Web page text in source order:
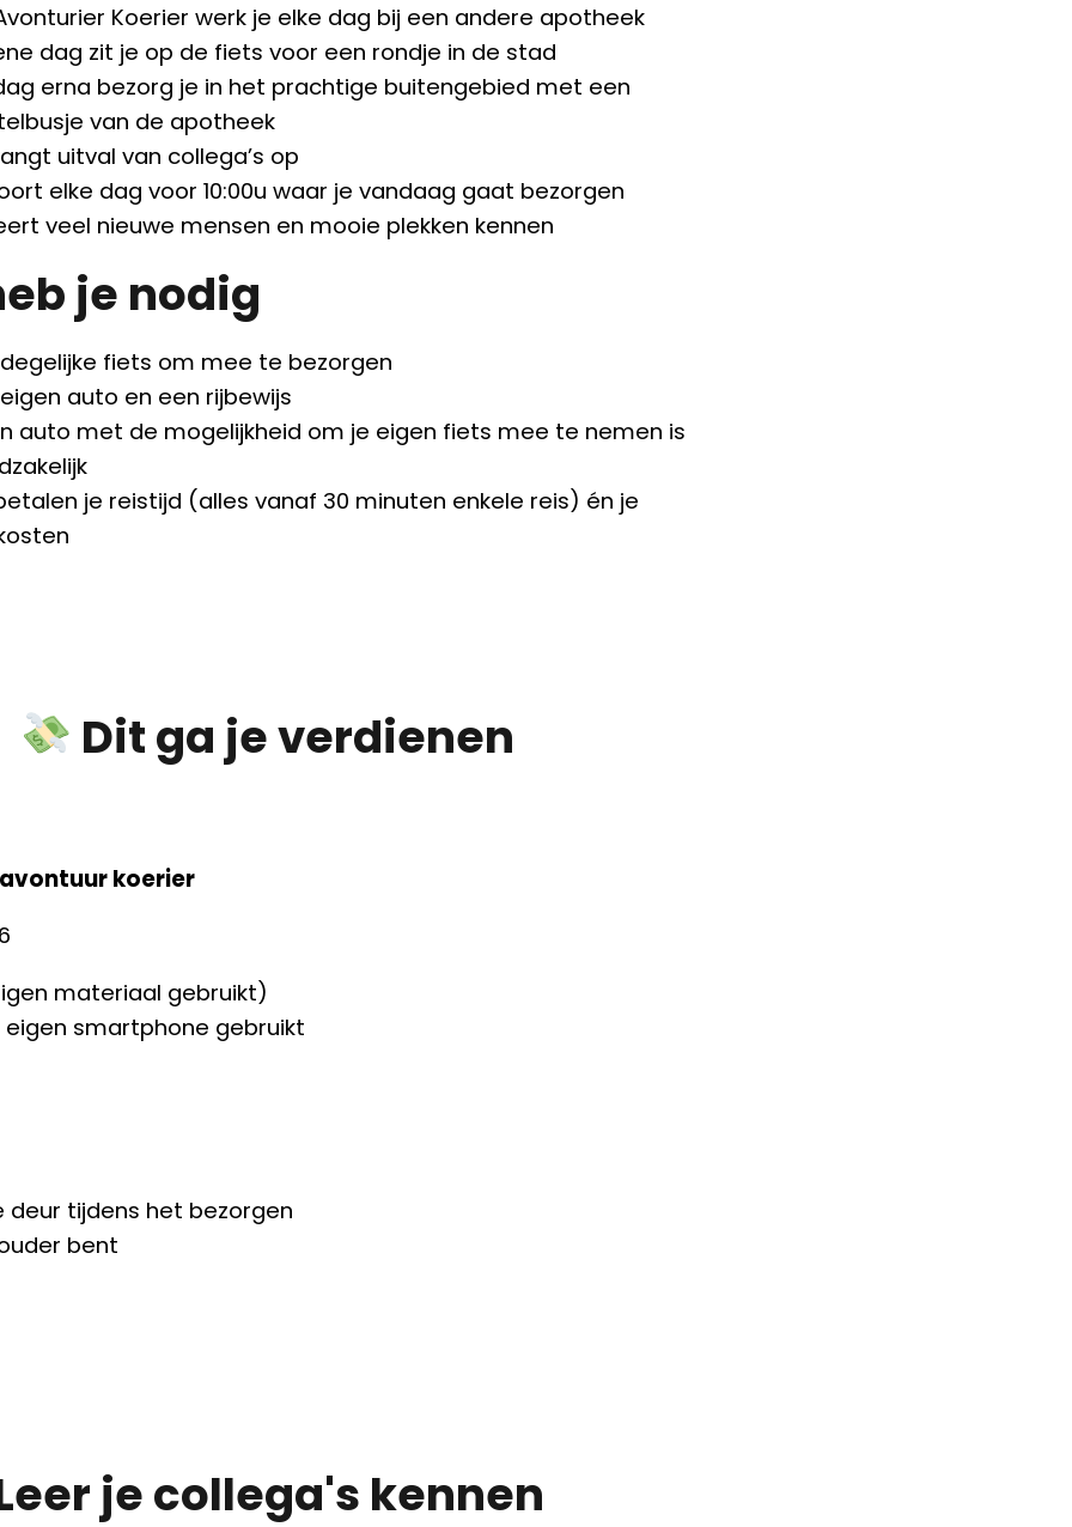
Koerier werk je elke dag bij een andere apotheek
dag zit je op de fiets voor een rondje in de stad
erna bezorg je in het prachtige buitengebied met een
van de apotheek
uitval van collega’s op
elke dag voor 10:00u waar je vandaag gaat bezorgen
veel nieuwe mensen en mooie plekken kennen
je nodig
degelijke fiets om mee te bezorgen
auto en een rijbewijs
auto met de mogelijkheid om je eigen fiets mee te nemen is
je reistijd (alles vanaf 30 minuten enkele reis) én je
Dit ga je verdienen
koerier
materiaal gebruikt)
smartphone gebruikt
tijdens het bezorgen
bent
je collega's kennen